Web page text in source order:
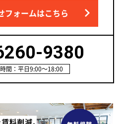
フォームはこちら
9380
間：平日9:00～18:00